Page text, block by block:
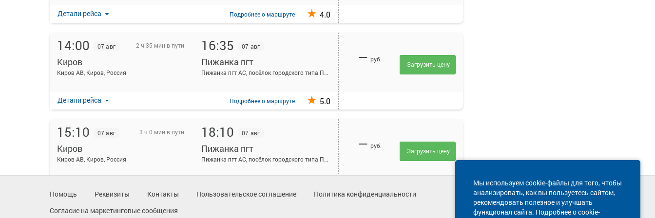
Детали рейса Подробнеео маршруте 4.0
14:00 07 авг 2 ч 35 мин в пути
Киров
Киров АВ, Киров, Россия
16:35 07 авг
Пижанка пгт
Пижанка пгт АС, посёлок городского типа Пижанка, Россия
Детали рейса Подробнеео маршруте 5.0
— руб.
Загрузить цену
15:10 07 авг 3 ч 0 мин в пути
Киров
Киров АВ, Киров, Россия
18:10 07 авг
Пижанка пгт
Пижанка пгт АС, посёлок городского типа Пижанка, Россия
— руб.
Загрузить цену
Мы используем cookie-файлы для того, чтобы
анализировать, как вы пользуетесь сайтом,
рекомендовать полезное и улучшать
функционал сайта. Подробнее о cookie-
Помощь Реквизиты Контакты Пользовательское соглашение
Политика конфиденциальности
Согласие на маркетинговые сообщения
Техническая поддержка сайта
8 800 600-03-38